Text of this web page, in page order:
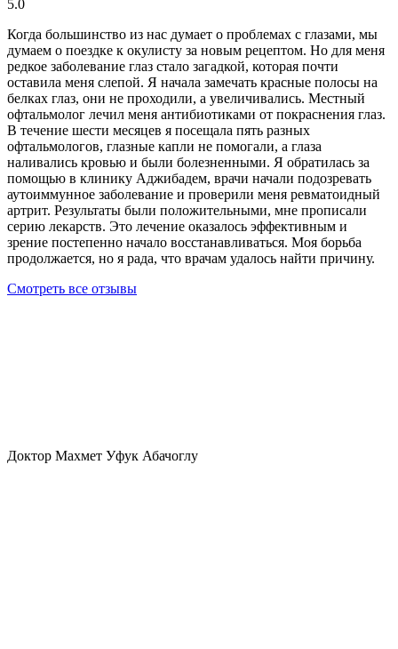
5.0
Когда большинство из нас думает о проблемах с глазами, мы
думаем о поездке к окулисту за новым рецептом. Но для меня
редкое заболевание глаз стало загадкой, которая почти
оставила меня слепой. Я начала замечать красные полосы на
белках глаз, они не проходили, а увеличивались. Местный
офтальмолог лечил меня антибиотиками от покраснения глаз.
В течение шести месяцев я посещала пять разных
офтальмологов, глазные капли не помогали, а глаза
наливались кровью и были болезненными. Я обратилась за
помощью в клинику Аджибадем, врачи начали подозревать
аутоиммунное заболевание и проверили меня ревматоидный
артрит. Результаты были положительными, мне прописали
серию лекарств. Это лечение оказалось эффективным и
зрение постепенно начало восстанавливаться. Моя борьба
продолжается, но я рада, что врачам удалось найти причину.
Смотреть все отзывы
Доктор Махмет Уфук Абачоглу